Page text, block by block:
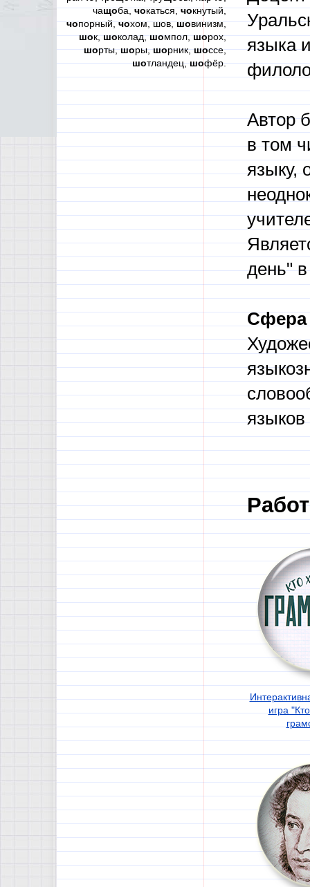
чащоба,чокаться,чокнутый,
чопорный,чохом, шов,шовинизм,
шок,шоколад,шомпол,шорох,
шорты,шоры,шорник,шоссе,
шотландец,шофёр.
языка
Автор
в том
языку,
день"
Сфера
языков
игра